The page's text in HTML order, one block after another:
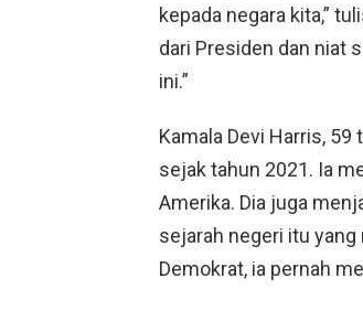
kepada negara kita,”
dari Presiden dan niat
ini.”
Kamala Devi Harris,
sejak tahun 2021. Ia
Amerika. Dia juga
sejarah negeri itu
Demokrat, ia pernah